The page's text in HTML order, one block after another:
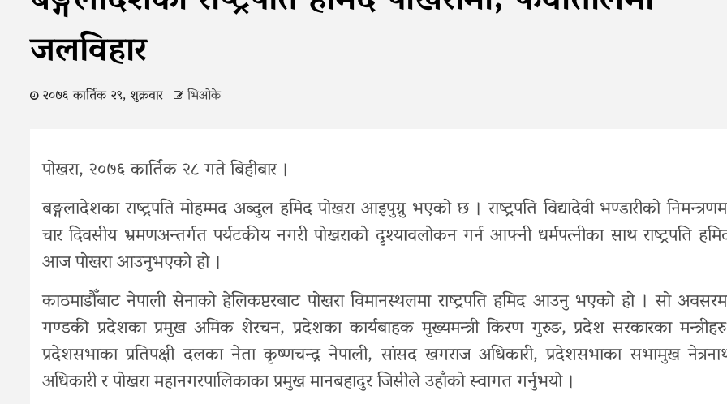
जलविहार
२०७६ कार्तिक २९, शुक्रवार भिओके
पोखरा, २०७६ कार्तिक २८ गते बिहीबार ।
बङ्गलादेशका राष्ट्रपति मोहम्मद अब्दुल हमिद पोखरा आइपुग्नु भएको छ । राष्ट्रपति विद्यादेवी भण्डारीको
चार दिवसीय भ्रमणअन्तर्गत पर्यटकीय नगरी पोखराको दृश्यावलोकन गर्न आफ्नी धर्मपत्नीका साथ राष्ट्रपति
आज पोखरा आउनुभएको हो ।
काठमाडौँबाट नेपाली सेनाको हेलिकप्टरबाट पोखरा विमानस्थलमा राष्ट्रपति हमिद आउनु भएको हो । सो
गण्डकी प्रदेशका प्रमुख अमिक शेरचन, प्रदेशका कार्यबाहक मुख्यमन्त्री किरण गुरुङ, प्रदेश सरकारका
प्रदेशसभाका प्रतिपक्षी दलका नेता कृष्णचन्द्र नेपाली, सांसद खगराज अधिकारी, प्रदेशसभाका सभामुख
अधिकारी र पोखरा महानगरपालिकाका प्रमुख मानबहादुर जिसीले उहाँको स्वागत गर्नुभयो ।